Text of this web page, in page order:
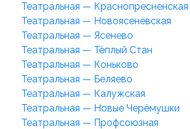
Театральная — Краснопресненская
Театральная — Новоясеневская
Театральная — Ясенево
Театральная — Тёплый Стан
Театральная — Коньково
Театральная — Беляево
Театральная — Калужская
Театральная — Новые Черёмушки
Театральная — Профсоюзная